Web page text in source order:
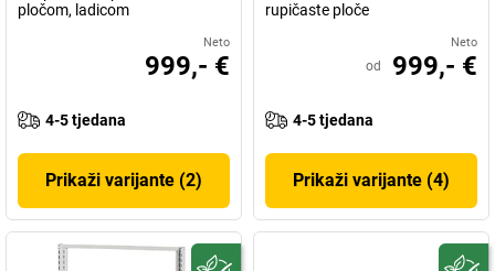
pločom, ladicom
Neto
999,- €
4-5 tjedana
Prikaži varijante (2)
rupičaste ploče
Neto
od 999,- €
4-5 tjedana
Prikaži varijante (4)